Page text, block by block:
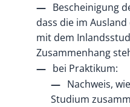
Bescheinigung
dass die im
mit dem
Zusammenhang
bei Praktikum:
Nachweis,
Studium